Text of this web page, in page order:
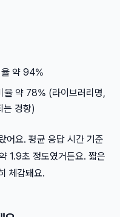
율 약 94%
율 약 78% (라이브러리명,
는 경향)
어요. 평균 응답 시간 기준
1.9초 정도였거든요. 짧은
체감돼요.